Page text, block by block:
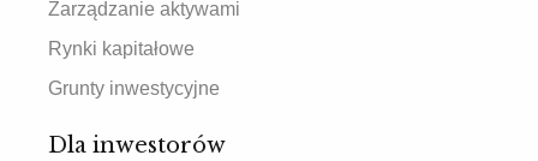
Zarządzanie aktywami
Rynki kapitałowe
Grunty inwestycyjne
Dla inwestorów